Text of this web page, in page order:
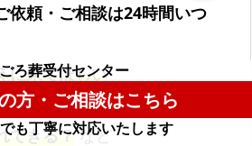
依頼・ご相談は24時間いつ
に来てほしい
なプラン？
できる？など
ろ葬受付センター
方・ご相談はこちら
も丁寧に対応いたします